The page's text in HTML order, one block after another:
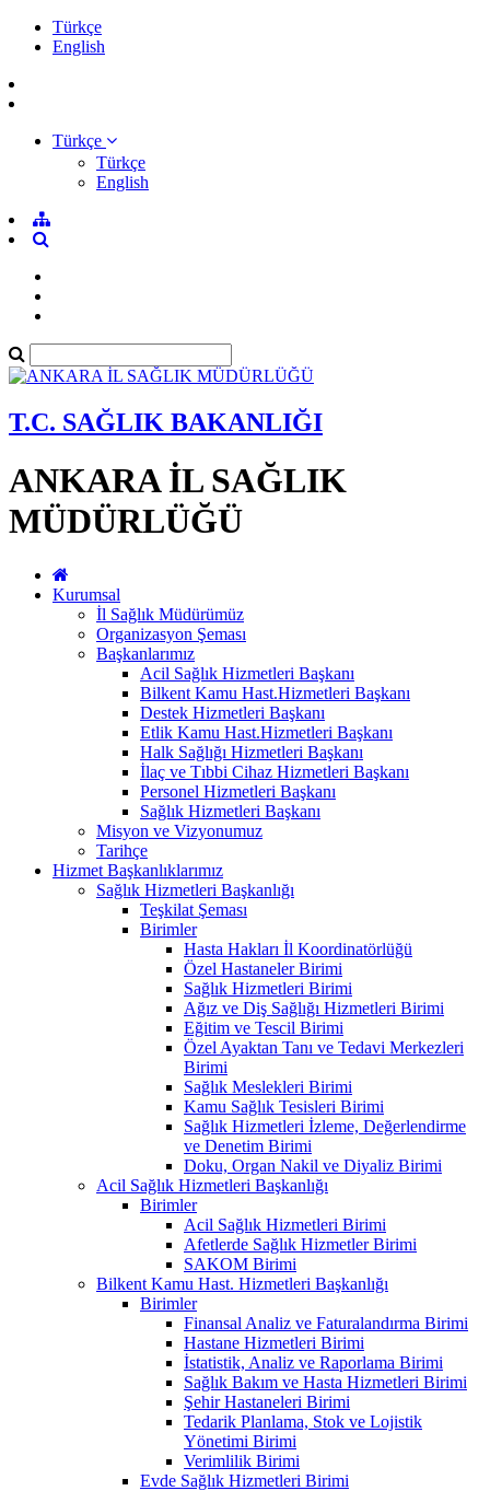
Türkçe
English
Türkçe
Türkçe
English
T.C. SAĞLIK BAKANLIĞI
ANKARA İL SAĞLIK
MÜDÜRLÜĞÜ
Kurumsal
İl Sağlık Müdürümüz
Organizasyon Şeması
Başkanlarımız
Acil Sağlık Hizmetleri Başkanı
Bilkent Kamu Hast.Hizmetleri Başkanı
Destek Hizmetleri Başkanı
Etlik Kamu Hast.Hizmetleri Başkanı
Halk Sağlığı Hizmetleri Başkanı
İlaç ve Tıbbi Cihaz Hizmetleri Başkanı
Personel Hizmetleri Başkanı
Sağlık Hizmetleri Başkanı
Misyon ve Vizyonumuz
Tarihçe
Hizmet Başkanlıklarımız
Sağlık Hizmetleri Başkanlığı
Teşkilat Şeması
Birimler
Hasta Hakları İl Koordinatörlüğü
Özel Hastaneler Birimi
Sağlık Hizmetleri Birimi
Ağız ve Diş Sağlığı Hizmetleri Birimi
Eğitim ve Tescil Birimi
Özel Ayaktan Tanı ve Tedavi Merkezleri
Birimi
Sağlık Meslekleri Birimi
Kamu Sağlık Tesisleri Birimi
Sağlık Hizmetleri İzleme, Değerlendirme
ve Denetim Birimi
Doku, Organ Nakil ve Diyaliz Birimi
Acil Sağlık Hizmetleri Başkanlığı
Birimler
Acil Sağlık Hizmetleri Birimi
Afetlerde Sağlık Hizmetler Birimi
SAKOM Birimi
Bilkent Kamu Hast. Hizmetleri Başkanlığı
Birimler
Finansal Analiz ve Faturalandırma Birimi
Hastane Hizmetleri Birimi
İstatistik, Analiz ve Raporlama Birimi
Sağlık Bakım ve Hasta Hizmetleri Birimi
Şehir Hastaneleri Birimi
Tedarik Planlama, Stok ve Lojistik
Yönetimi Birimi
Verimlilik Birimi
Evde Sağlık Hizmetleri Birimi